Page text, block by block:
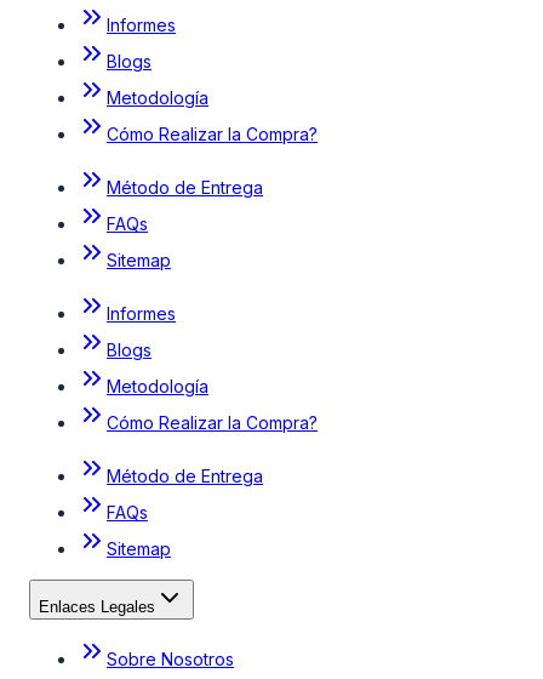
Informes
Blogs
Metodología
Cómo Realizar la Compra?
Método de Entrega
FAQs
Sitemap
Informes
Blogs
Metodología
Cómo Realizar la Compra?
Método de Entrega
FAQs
Sitemap
Enlaces Legales
Sobre Nosotros